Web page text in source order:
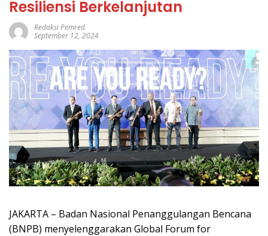
Resiliensi Berkelanjutan
Redaksi Pemred
September 12, 2024
JAKARTA – Badan Nasional Penanggulangan Bencana
(BNPB) menyelenggarakan Global Forum for